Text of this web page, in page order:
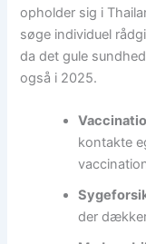
opholder sig i
søge individuel
da det gule
også i 2025.
kontakte
der